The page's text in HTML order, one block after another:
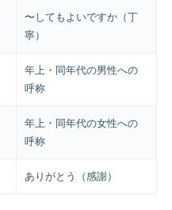
〜してもよいですか（丁
寧）
年上・同年代の男性への
呼称
年上・同年代の女性への
呼称
ありがとう（感謝）